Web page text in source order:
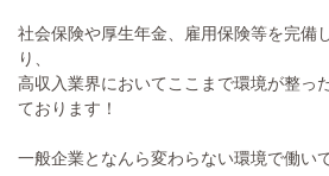
社会保険や厚生年金、雇用保険等を完備
り、
高収入業界においてここまで環境が整っ
ております！
一般企業となんら変わらない環境で働い